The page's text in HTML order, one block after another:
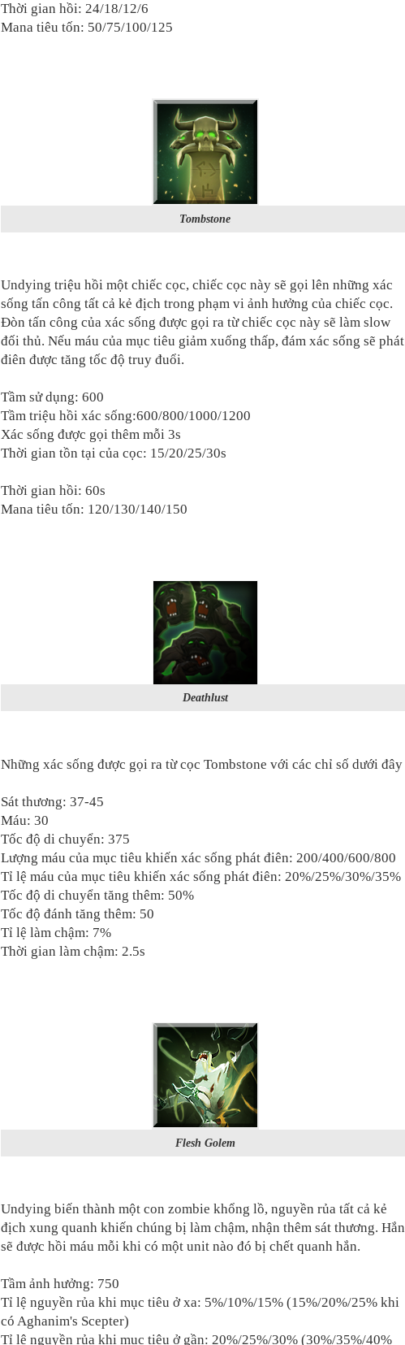
Thời gian hồi: 24/18/12/6
Mana tiêu tốn: 50/75/100/125
Tombstone
Undying triệu hồi một chiếc cọc, chiếc cọc này sẽ gọi lên những xác
sống tấn công tất cả kẻ địch trong phạm vi ảnh hưởng của chiếc cọc.
Đòn tấn công của xác sống được gọi ra từ chiếc cọc này sẽ làm slow
đối thủ. Nếu máu của mục tiêu giảm xuống thấp, đám xác sống sẽ phát
điên được tăng tốc độ truy đuổi.
Tầm sử dụng: 600
Tầm triệu hồi xác sống:600/800/1000/1200
Xác sống được gọi thêm mỗi 3s
Thời gian tồn tại của cọc: 15/20/25/30s
Thời gian hồi: 60s
Mana tiêu tốn: 120/130/140/150
Deathlust
Những xác sống được gọi ra từ cọc Tombstone với các chỉ số dưới đây
Sát thương: 37-45
Máu: 30
Tốc độ di chuyển: 375
Lượng máu của mục tiêu khiến xác sống phát điên: 200/400/600/800
Tỉ lệ máu của mục tiêu khiến xác sống phát điên: 20%/25%/30%/35%
Tốc độ di chuyển tăng thêm: 50%
Tốc độ đánh tăng thêm: 50
Tỉ lệ làm chậm: 7%
Thời gian làm chậm: 2.5s
Flesh Golem
Undying biến thành một con zombie khổng lồ, nguyền rủa tất cả kẻ
địch xung quanh khiến chúng bị làm chậm, nhận thêm sát thương. Hắn
sẽ được hồi máu mỗi khi có một unit nào đó bị chết quanh hắn.
Tầm ảnh hưởng: 750
Tỉ lệ nguyền rủa khi mục tiêu ở xa: 5%/10%/15% (15%/20%/25% khi
có Aghanim's Scepter)
Tỉ lệ nguyền rủa khi mục tiêu ở gần: 20%/25%/30% (30%/35%/40%